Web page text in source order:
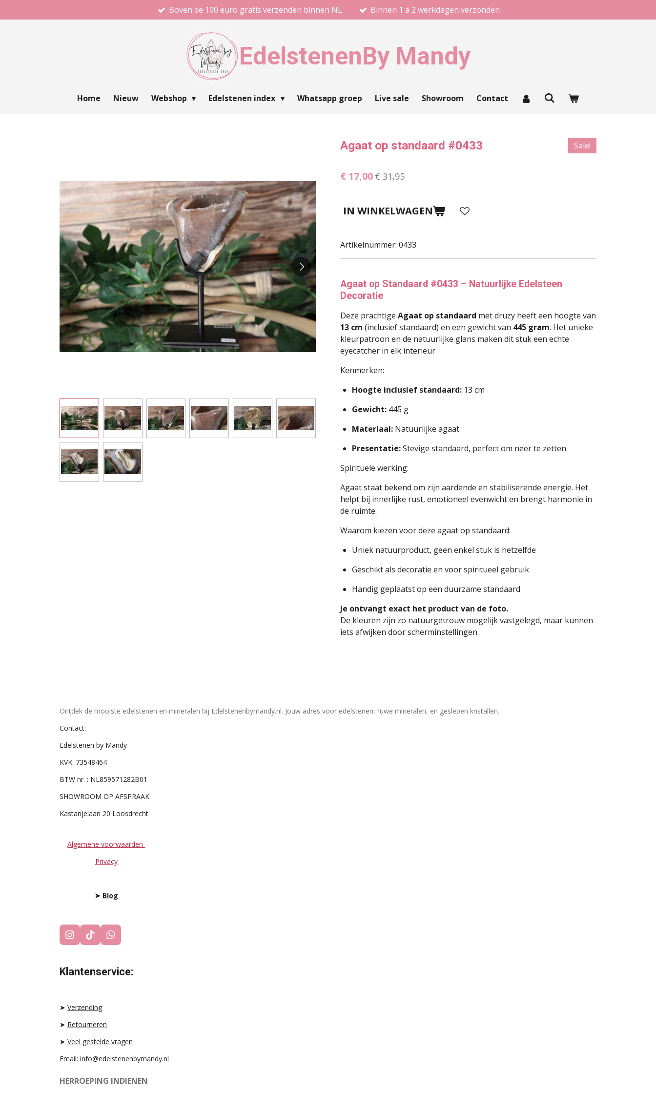
direct
Boven de 100 euro gratis verzenden binnen NL Binnen 1 a 2 werkdagen verzonden
EdelstenenBy Mandy
Home Nieuw Webshop Edelstenen index Whatsapp groep Live sale Showroom Contact
Agaat op standaard #0433 Sale!
€ 17,00€ 31,95
IN WINKELWAGEN
Artikelnummer: 0433
Agaat op Standaard #0433 – Natuurlijke Edelsteen
Decoratie
Deze prachtige Agaat op standaard met druzy heeft een hoogte van
13 cm (inclusief standaard) en een gewicht van 445 gram. Het unieke
kleurpatroon en de natuurlijke glans maken dit stuk een echte
eyecatcher in elk interieur.
Kenmerken:
Hoogte inclusief standaard: 13 cm
Gewicht: 445 g
Materiaal: Natuurlijke agaat
Presentatie:Stevige standaard, perfect om neer te zetten
Spirituele werking:
Agaat staat bekend om zijn aardende en stabiliserende energie. Het
helpt bij innerlijke rust, emotioneel evenwicht en brengt harmonie in
de ruimte.
Waarom kiezen voor deze agaat op standaard:
Uniek natuurproduct, geen enkel stuk is hetzelfde
Geschikt als decoratie en voor spiritueel gebruik
Handig geplaatst op een duurzame standaard
Je ontvangt exact het product van de foto.
De kleuren zijn zo natuurgetrouw mogelijk vastgelegd, maar kunnen
iets afwijken door scherminstellingen.
Ontdek de mooiste edelstenen en mineralen bij Edelstenenbymandy.nl. Jouw adres voor edelstenen, ruwe mineralen, en geslepen kristallen.
Contact:
Edelstenen by Mandy
KVK: 73548464
BTW nr. : NL859571282B01
SHOWROOM OP AFSPRAAK:
Kastanjelaan 20 Loosdrecht
Algemene voorwaarden
Privacy
➤ Blog
I
N
A
A
M
T
I
O
W
H
S
Klantenservice:
➤ Verzending
➤ Retourneren
➤ Veel gestelde vragen
Email: info@edelstenenbymandy.nl
HERROEPING INDIENEN